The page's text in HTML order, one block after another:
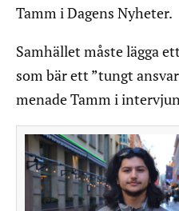
Tamm i Dagens Nyheter.
Samhället måste lägga
som bär ett ”tungt
menade Tamm i